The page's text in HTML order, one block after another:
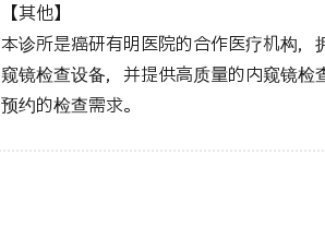
【其他】
本诊所是癌研有明医院的合作医疗机构，
窥镜检查设备，并提供高质量的内窥镜检
预约的检查需求。